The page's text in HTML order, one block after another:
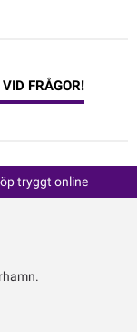
FRÅGOR!
tryggt online